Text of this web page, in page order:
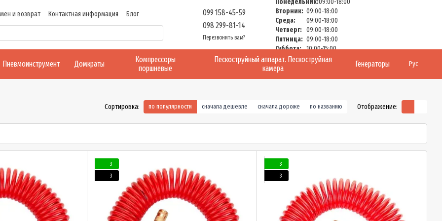
и возврат Контактная информация
Блог
099 158-45-59
098 299-81-14
Перезвонить вам?
Понедельник:09:00-18:00
Вторник: 09:00-18:00
Среда:
09:00-18:00
Четверг: 09:00-18:00
Пятница: 09:00-18:00
Суббота: 10:00-15:00
Воскресенье:Выходной
Пневмоинструмент Домкраты
Компрессоры
поршневые
Пескоструйный аппарат. Пескоструйная
камера
Генераторы Рус
Сортировка: по популярности сначала дешевле сначала дороже по названию Отображение:
3
3
3
3